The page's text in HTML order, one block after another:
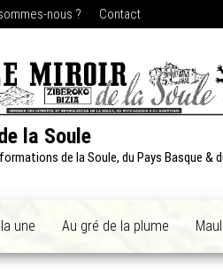
nous ? Contact
la Soule
de la Soule, du Pays Basque &
une Au gré de la plume